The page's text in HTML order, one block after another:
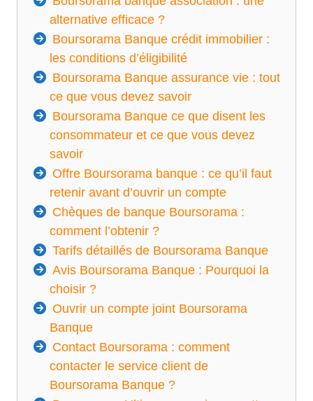
alternative efficace ?
Boursorama Banque crédit immobilier :
les conditions d’éligibilité
Boursorama Banque assurance vie : tout
ce que vous devez savoir
Boursorama Banque ce que disent les
consommateur et ce que vous devez
savoir
Offre Boursorama banque : ce qu’il faut
retenir avant d’ouvrir un compte
Chèques de banque Boursorama :
comment l’obtenir ?
Tarifs détaillés de Boursorama Banque
Avis Boursorama Banque : Pourquoi la
choisir ?
Ouvrir un compte joint Boursorama
Banque
Contact Boursorama : comment
contacter le service client de
Boursorama Banque ?